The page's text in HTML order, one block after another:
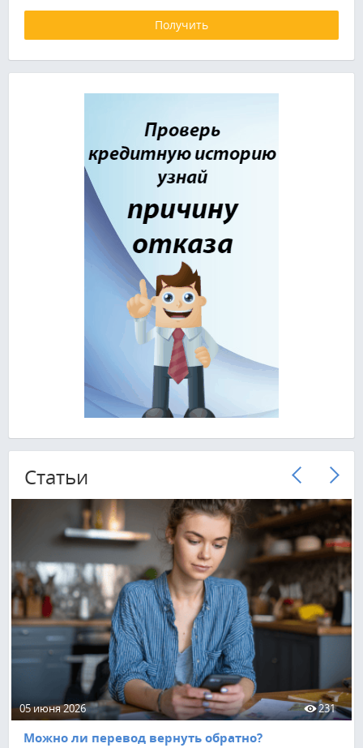
Получить
Cтатьи
05 июня 2026 231
Можно ли перевод вернуть обратно?